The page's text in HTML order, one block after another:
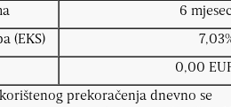
6
(EKS)
0,00
prekoračenja dnevno se